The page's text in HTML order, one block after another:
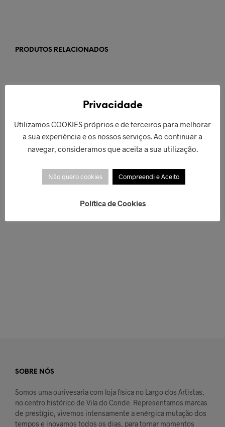
PRODUTOS RELACIONADOS
€169,00
LER MAIS
€330,00
LER MAIS
SOBRE NÓS
Somos uma ourivesaria com loja física no Largo dos Artistas,
no centro histórico de Vila do Conde. Representamos marcas
de prestígio, vivemos intensamente a enérgica mutação dos
tempos e inovamos todos os dias, para tornar momentos
Privacidade
Utilizamos COOKIES próprios e de terceiros para melhorar
a sua experiência e os nossos serviços. Ao continuar a
navegar, consideramos que aceita a sua utilização.
Não quero cookies Compreendi e Aceito
Política de Cookies